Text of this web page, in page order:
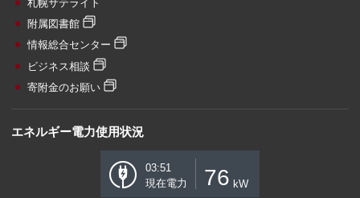
札幌サテライト
附属図書館
情報総合センター
ビジネス相談
寄附金のお願い
エネルギー電力使用状況
03:51
現在電力
76 kW